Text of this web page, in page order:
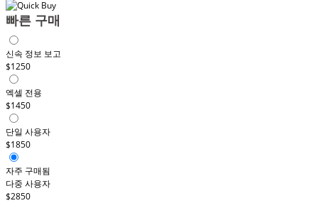
빠른 구매
신속 정보 보고
$1250
엑셀 전용
$1450
단일 사용자
$1850
자주 구매됨
다중 사용자
$2850